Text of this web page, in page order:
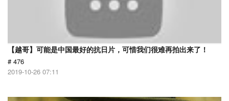
【越哥】可能是中国最好的抗日片，可惜我们很难再拍出来了！
# 476
2019-10-26 07:11